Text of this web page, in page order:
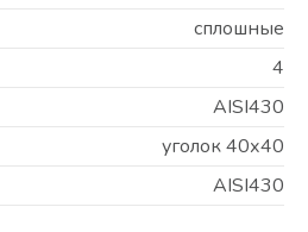
сплошные
4
AISI430
уголок 40х40
AISI430